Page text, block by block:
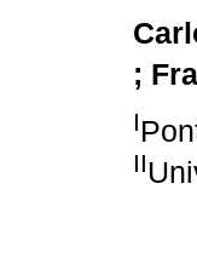
;
I
II